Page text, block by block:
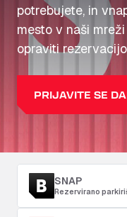
potrebujete, in
mesto v naši
opraviti
PRIJAVITE SE
SNAP
Rezervirano